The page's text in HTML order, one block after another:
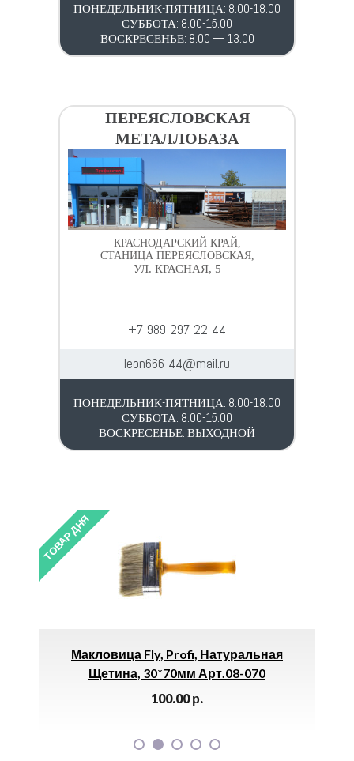
ПОНЕДЕЛЬНИК-ПЯТНИЦА: 8.00-18.00
СУББОТА: 8.00-15.00
ВОСКРЕСЕНЬЕ: 8.00 — 13.00
ПЕРЕЯСЛОВСКАЯ
МЕТАЛЛОБАЗА
КРАСНОДАРСКИЙ КРАЙ,
СТАНИЦА ПЕРЕЯСЛОВСКАЯ,
УЛ. КРАСНАЯ, 5
+7-989-297-22-44
leon666-44@mail.ru
ПОНЕДЕЛЬНИК-ПЯТНИЦА: 8.00-18.00
СУББОТА: 8.00-15.00
ВОСКРЕСЕНЬЕ: ВЫХОДНОЙ
Profi, Натуральная
Арт.08-070
Уголок Внутренний